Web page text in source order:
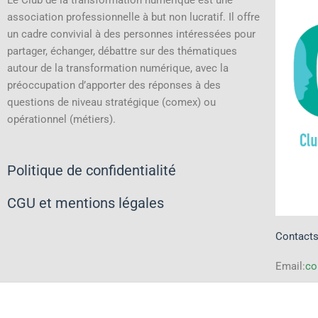
association professionnelle à but non lucratif.
Il offre
un cadre convivial à des personnes intéressées pour
partager, échanger, débattre sur des thématiques
autour de la transformation numérique, avec la
préoccupation d’apporter des réponses à des
questions de niveau stratégique (comex) ou
opérationnel (métiers).
Politique de confidentialité
CGU et mentions légales
Contacts
Email: